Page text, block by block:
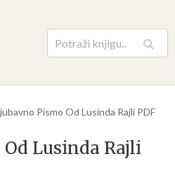
Pretraga
Pismo Od Lusinda Rajli PDF
Lusinda Rajli